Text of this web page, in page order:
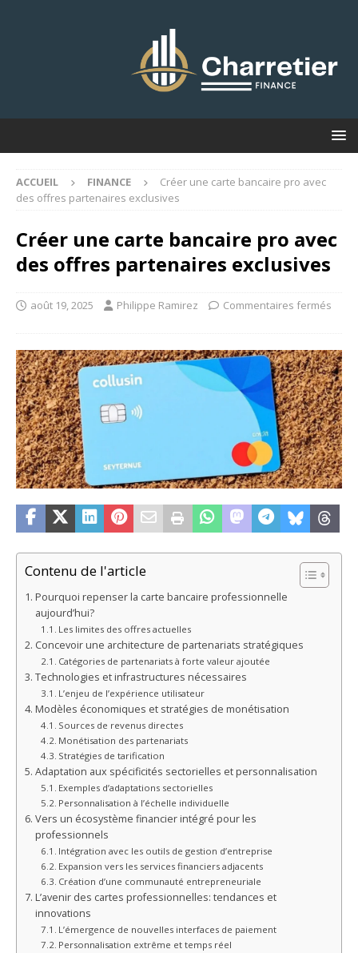
ACCUEIL FINANCE
Créer une carte bancaire pro avec
des offres partenaires exclusives
Créer une carte bancaire pro avec
des offres partenaires exclusives
août 19, 2025 Philippe Ramirez Commentaires fermés
Contenu de l'article
Pourquoi repenser la carte bancaire professionnelle
aujourd’hui?
Les limites des offres actuelles
Concevoir une architecture de partenariats stratégiques
Catégories de partenariats à forte valeur ajoutée
Technologies et infrastructures nécessaires
L’enjeu de l’expérience utilisateur
Modèles économiques et stratégies de monétisation
Sources de revenus directes
Monétisation des partenariats
Stratégies de tarification
Adaptation aux spécificités sectorielles et personnalisation
Exemples d’adaptations sectorielles
Personnalisation à l’échelle individuelle
Vers un écosystème financier intégré pour les
professionnels
Intégration avec les outils de gestion d’entreprise
Expansion vers les services financiers adjacents
Création d’une communauté entrepreneuriale
L’avenir des cartes professionnelles: tendances et
innovations
L’émergence de nouvelles interfaces de paiement
Personnalisation extrême et temps réel